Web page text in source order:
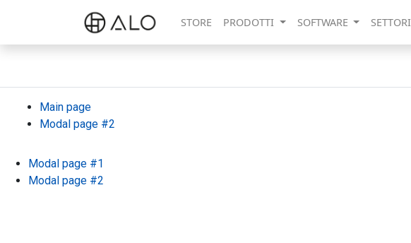
STORE PRODOTTI SOFTWARE SETTORI
Main page
Modal page #2
Modal page #1
Modal page #2